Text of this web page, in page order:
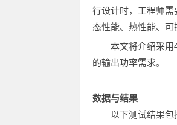
行设计时，工程师
态性能、热性能、可
本文将介绍采用
的输出功率需求。
数据与结果
以下测试结果